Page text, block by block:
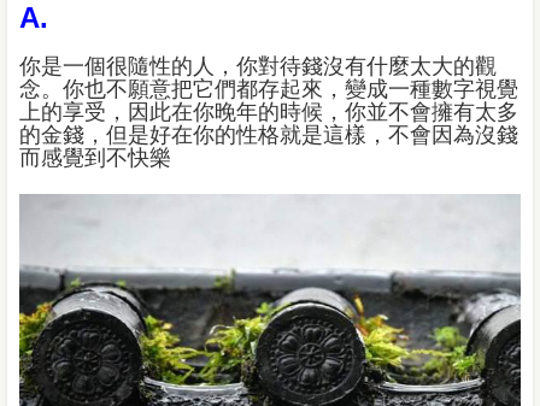
A.
你是一個很隨性的人，你對待錢沒有什麼太大的觀
念。你也不願意把它們都存起來，變成一種數字視覺
上的享受，因此在你晚年的時候，你並不會擁有太多
的金錢，但是好在你的性格就是這樣，不會因為沒錢
而感覺到不快樂